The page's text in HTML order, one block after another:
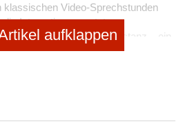
klassischen Video-Sprechstunden
Integration vernetzter
Untersuchungen auf Distanz – ein
in Zeiten zunehmender
aufklappen